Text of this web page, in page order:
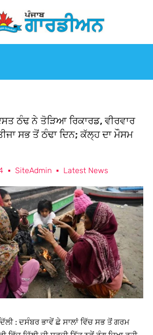
ਠੰਢ ਨੇ ਤੋੜਿਆ ਰਿਕਾਰਡ, ਵੀਰਵਾਰ
ਸਭ ਤੋਂ ਠੰਢਾ ਦਿਨ; ਕੱਲ੍ਹ ਦਾ ਮੌਸਮ
SiteAdmin Latest News
:ਦਸੰਬਰ ਭਾਵੇਂ ਛੇ ਸਾਲਾਂ ਵਿੱਚ ਸਭ ਤੋਂ ਗਰਮ